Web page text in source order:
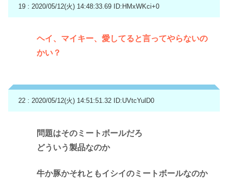
19 : 2020/05/12(火) 14:48:33.69 ID:HMxWKci+0
ヘイ、マイキー、愛してると言ってやらないの
かい？
22 : 2020/05/12(火) 14:51:51.32 ID:UVtcYulD0
問題はそのミートボールだろ
どういう製品なのか
牛か豚かそれともイシイのミートボールなのか